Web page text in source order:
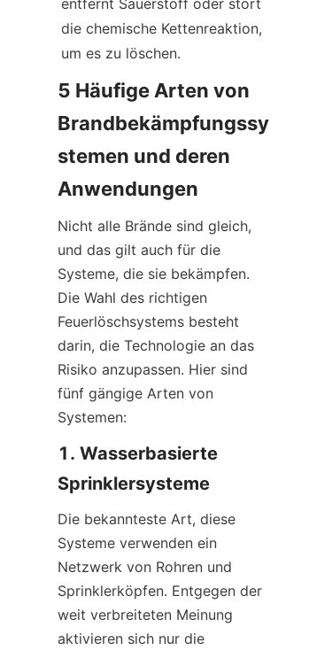
entfernt Sauerstoff oder stört
die chemische Kettenreaktion,
um es zu löschen.
5 Häufige Arten von
Brandbekämpfungssy
stemen und deren
Anwendungen
Nicht alle Brände sind gleich,
und das gilt auch für die
Systeme, die sie bekämpfen.
Die Wahl des richtigen
Feuerlöschsystems besteht
darin, die Technologie an das
Risiko anzupassen. Hier sind
fünf gängige Arten von
Systemen:
1. Wasserbasierte
Sprinklersysteme
Die bekannteste Art, diese
Systeme verwenden ein
Netzwerk von Rohren und
Sprinklerköpfen. Entgegen der
weit verbreiteten Meinung
aktivieren sich nur die